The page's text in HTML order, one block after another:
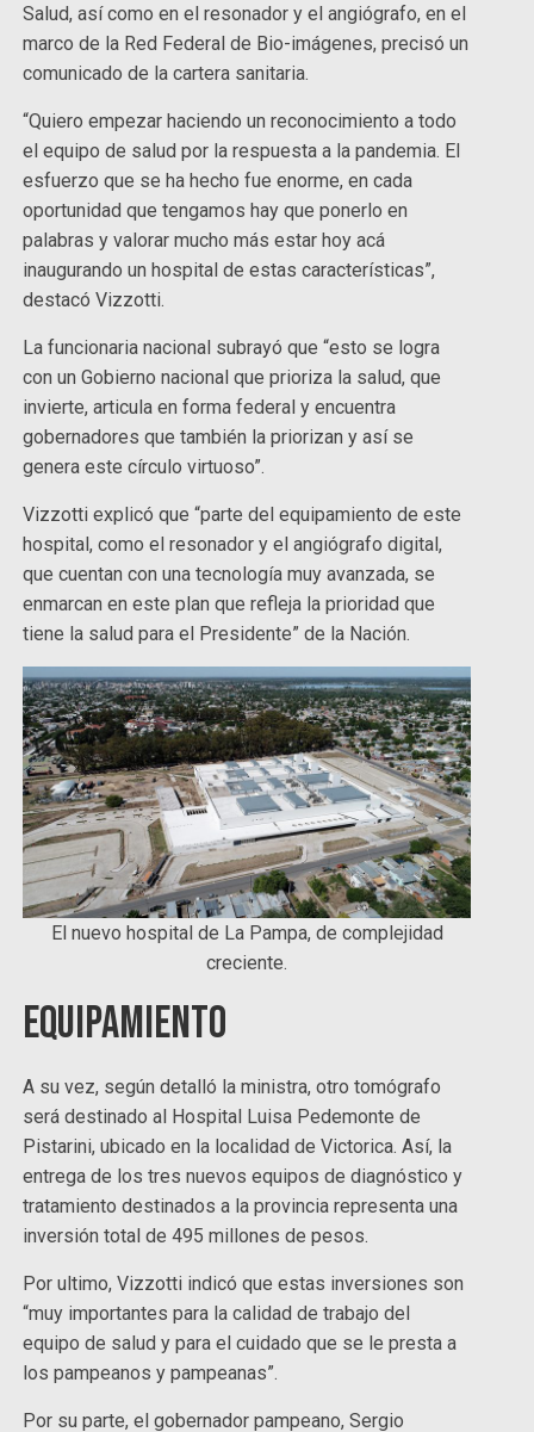
Salud, así como en el resonador y el angiógrafo, en el
marco de la Red Federal de Bio-imágenes, precisó un
comunicado de la cartera sanitaria.
“Quiero empezar haciendo un reconocimiento a todo
el equipo de salud por la respuesta a la pandemia. El
esfuerzo que se ha hecho fue enorme, en cada
oportunidad que tengamos hay que ponerlo en
palabras y valorar mucho más estar hoy acá
inaugurando un hospital de estas características”,
destacó Vizzotti.
La funcionaria nacional subrayó que “esto se logra
con un Gobierno nacional que prioriza la salud, que
invierte, articula en forma federal y encuentra
gobernadores que también la priorizan y así se
genera este círculo virtuoso”.
Vizzotti explicó que “parte del equipamiento de este
hospital, como el resonador y el angiógrafo digital,
que cuentan con una tecnología muy avanzada, se
enmarcan en este plan que refleja la prioridad que
tiene la salud para el Presidente” de la Nación.
El nuevo hospital de La Pampa, de complejidad
creciente.
Equipamiento
A su vez, según detalló la ministra, otro tomógrafo
será destinado al Hospital Luisa Pedemonte de
Pistarini, ubicado en la localidad de Victorica. Así, la
entrega de los tres nuevos equipos de diagnóstico y
tratamiento destinados a la provincia representa una
inversión total de 495 millones de pesos.
Por ultimo, Vizzotti indicó que estas inversiones son
“muy importantes para la calidad de trabajo del
equipo de salud y para el cuidado que se le presta a
los pampeanos y pampeanas”.
Por su parte, el gobernador pampeano, Sergio